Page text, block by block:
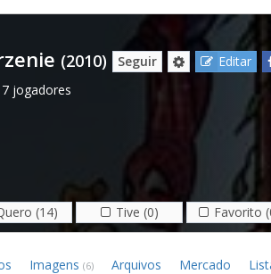
(2010) Seguir Editar
jogadores
(14) Tive (0) Favorito
Imagens (6) Arquivos Mercado